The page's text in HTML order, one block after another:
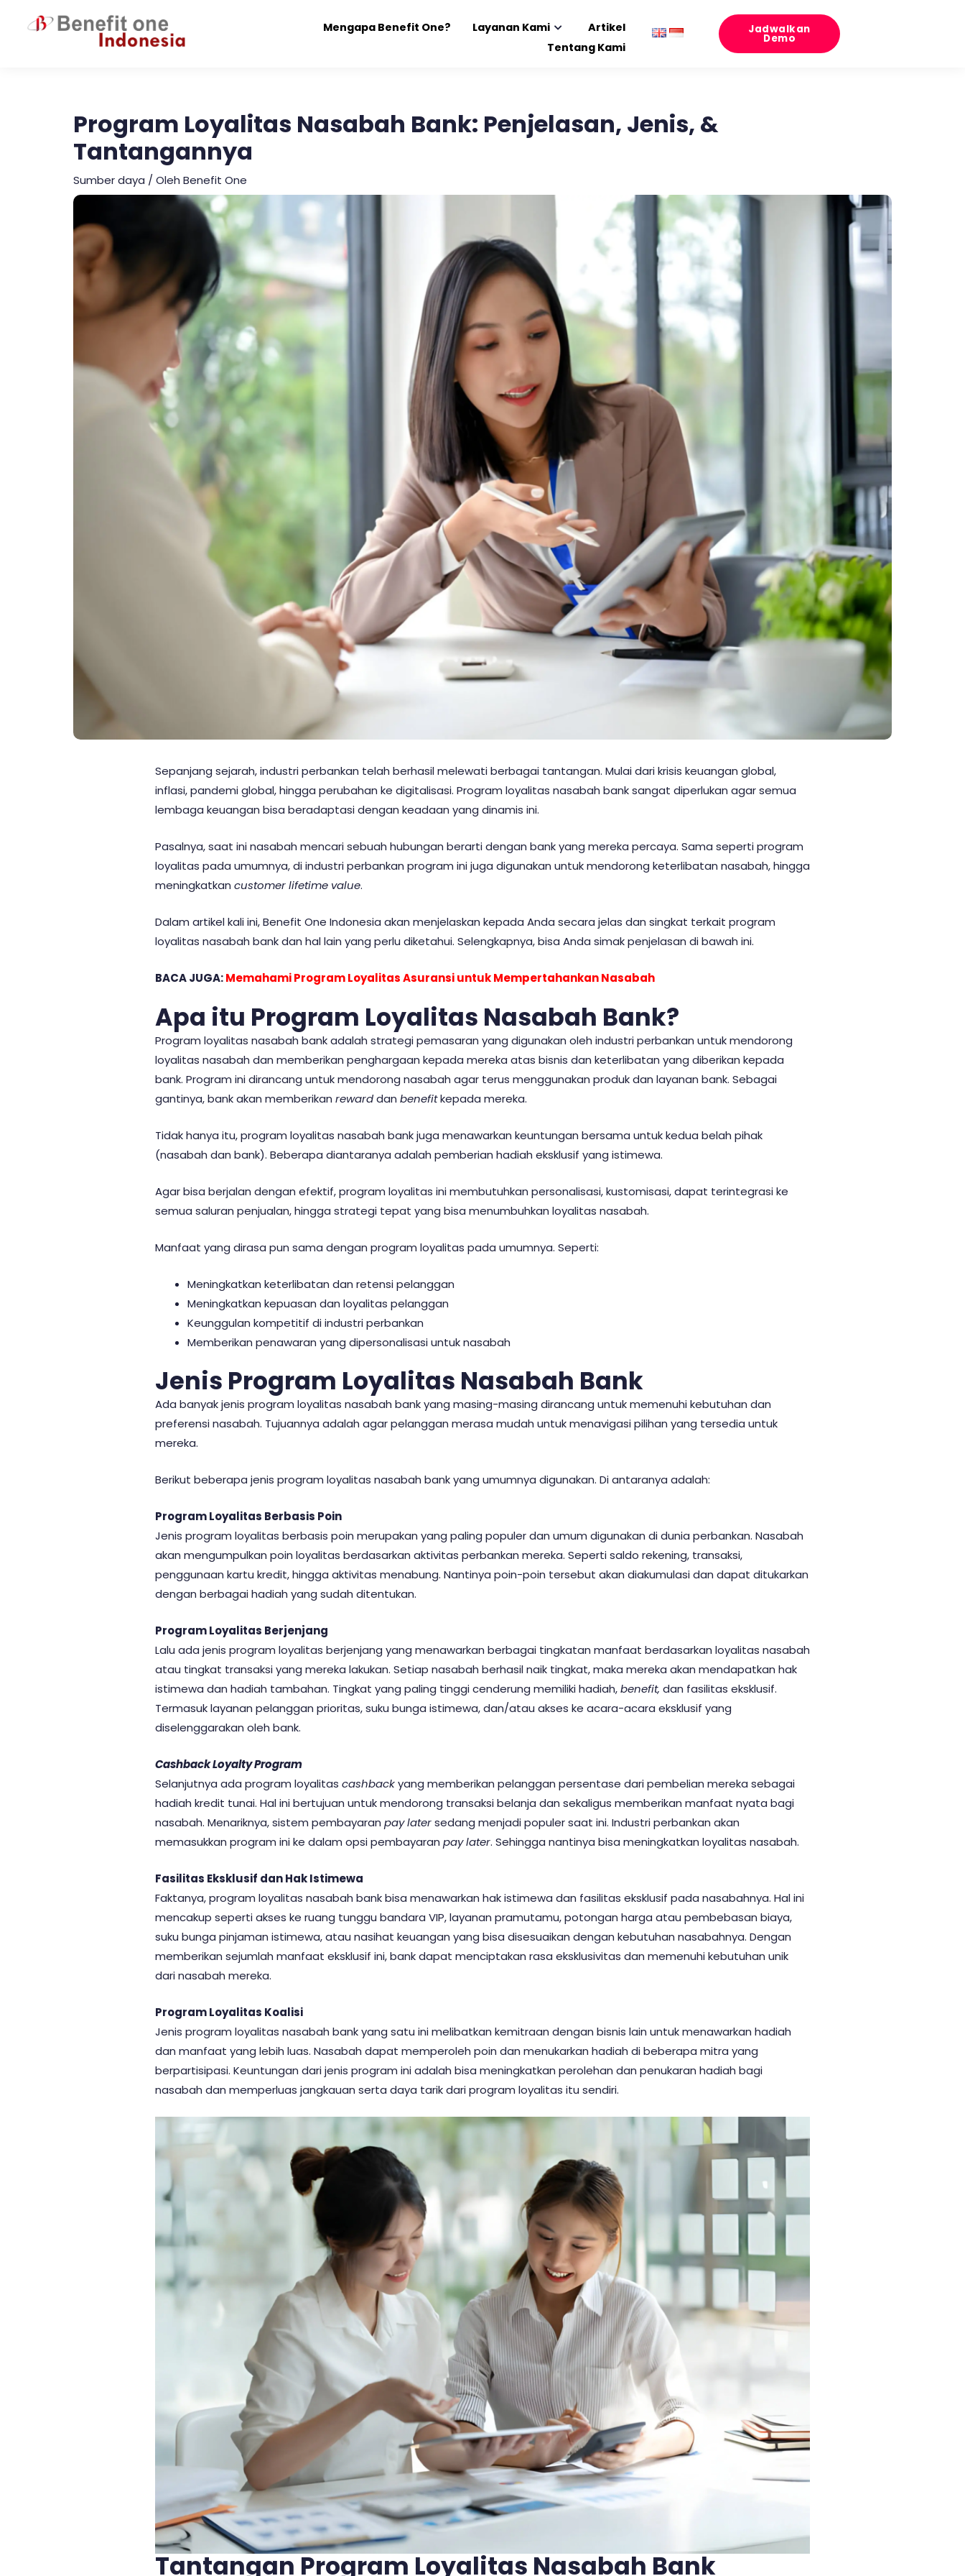
Mengapa Benefit One? Layanan Kami
Artikel
Tentang Kami
Jadwalkan
Demo
Program Loyalitas Nasabah Bank: Penjelasan, Jenis, &
Tantangannya
Sumber daya / Oleh Benefit One
Sepanjang sejarah, industri perbankan telah berhasil melewati berbagai tantangan. Mulai dari krisis keuangan global,
inflasi, pandemi global, hingga perubahan ke digitalisasi. Program loyalitas nasabah bank sangat diperlukan agar semua
lembaga keuangan bisa beradaptasi dengan keadaan yang dinamis ini.
Pasalnya, saat ini nasabah mencari sebuah hubungan berarti dengan bank yang mereka percaya. Sama seperti program
loyalitas pada umumnya, di industri perbankan program ini juga digunakan untuk mendorong keterlibatan nasabah, hingga
meningkatkan customer lifetime value.
Dalam artikel kali ini, Benefit One Indonesia akan menjelaskan kepada Anda secara jelas dan singkat terkait program
loyalitas nasabah bank dan hal lain yang perlu diketahui. Selengkapnya, bisa Anda simak penjelasan di bawah ini.
BACA JUGA:Memahami Program Loyalitas Asuransi untuk Mempertahankan Nasabah
Apa itu Program Loyalitas Nasabah Bank?
Program loyalitas nasabah bank adalah strategi pemasaran yang digunakan oleh industri perbankan untuk mendorong
loyalitas nasabah dan memberikan penghargaan kepada mereka atas bisnis dan keterlibatan yang diberikan kepada
bank. Program ini dirancang untuk mendorong nasabah agar terus menggunakan produk dan layanan bank. Sebagai
gantinya, bank akan memberikan rewarddan benefitkepada mereka.
Tidak hanya itu, program loyalitas nasabah bank juga menawarkan keuntungan bersama untuk kedua belah pihak
(nasabah dan bank). Beberapa diantaranya adalah pemberian hadiah eksklusif yang istimewa.
Agar bisa berjalan dengan efektif, program loyalitas ini membutuhkan personalisasi, kustomisasi, dapat terintegrasi ke
semua saluran penjualan, hingga strategi tepat yang bisa menumbuhkan loyalitas nasabah.
Manfaat yang dirasa pun sama dengan program loyalitas pada umumnya. Seperti:
Meningkatkan keterlibatan dan retensi pelanggan
Meningkatkan kepuasan dan loyalitas pelanggan
Keunggulan kompetitif di industri perbankan
Memberikan penawaran yang dipersonalisasi untuk nasabah
Jenis Program Loyalitas Nasabah Bank
Ada banyak jenis program loyalitas nasabah bank yang masing-masing dirancang untuk memenuhi kebutuhan dan
preferensi nasabah. Tujuannya adalah agar pelanggan merasa mudah untuk menavigasi pilihan yang tersedia untuk
mereka.
Berikut beberapa jenis program loyalitas nasabah bank yang umumnya digunakan. Di antaranya adalah:
Program Loyalitas Berbasis Poin
Jenis program loyalitas berbasis poin merupakan yang paling populer dan umum digunakan di dunia perbankan. Nasabah
akan mengumpulkan poin loyalitas berdasarkan aktivitas perbankan mereka. Seperti saldo rekening, transaksi,
penggunaan kartu kredit, hingga aktivitas menabung. Nantinya poin-poin tersebut akan diakumulasi dan dapat ditukarkan
dengan berbagai hadiah yang sudah ditentukan.
Program Loyalitas Berjenjang
Lalu ada jenis program loyalitas berjenjang yang menawarkan berbagai tingkatan manfaat berdasarkan loyalitas nasabah
atau tingkat transaksi yang mereka lakukan. Setiap nasabah berhasil naik tingkat, maka mereka akan mendapatkan hak
istimewa dan hadiah tambahan. Tingkat yang paling tinggi cenderung memiliki hadiah,benefit, dan fasilitas eksklusif.
Termasuk layanan pelanggan prioritas, suku bunga istimewa, dan/atau akses ke acara-acara eksklusif yang
diselenggarakan oleh bank.
Cashback Loyalty Program
Selanjutnya ada program loyalitas cashbackyang memberikan pelanggan persentase dari pembelian mereka sebagai
hadiah kredit tunai. Hal ini bertujuan untuk mendorong transaksi belanja dan sekaligus memberikan manfaat nyata bagi
nasabah. Menariknya, sistem pembayaran pay latersedang menjadi populer saat ini. Industri perbankan akan
memasukkan program ini ke dalam opsi pembayaran pay later. Sehingga nantinya bisa meningkatkan loyalitas nasabah.
Fasilitas Eksklusif dan Hak Istimewa
Faktanya, program loyalitas nasabah bank bisa menawarkan hak istimewa dan fasilitas eksklusif pada nasabahnya. Hal ini
mencakup seperti akses ke ruang tunggu bandara VIP, layanan pramutamu, potongan harga atau pembebasan biaya,
suku bunga pinjaman istimewa, atau nasihat keuangan yang bisa disesuaikan dengan kebutuhan nasabahnya. Dengan
memberikan sejumlah manfaat eksklusif ini, bank dapat menciptakan rasa eksklusivitas dan memenuhi kebutuhan unik
dari nasabah mereka.
Program Loyalitas Koalisi
Jenis program loyalitas nasabah bank yang satu ini melibatkan kemitraan dengan bisnis lain untuk menawarkan hadiah
dan manfaat yang lebih luas. Nasabah dapat memperoleh poin dan menukarkan hadiah di beberapa mitra yang
berpartisipasi. Keuntungan dari jenis program ini adalah bisa meningkatkan perolehan dan penukaran hadiah bagi
nasabah dan memperluas jangkauan serta daya tarik dari program loyalitas itu sendiri.
Tantangan Program Loyalitas Nasabah Bank